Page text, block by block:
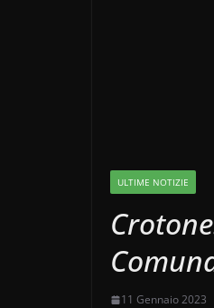
ULTIME NOTIZIE
11 Gennaio 2023